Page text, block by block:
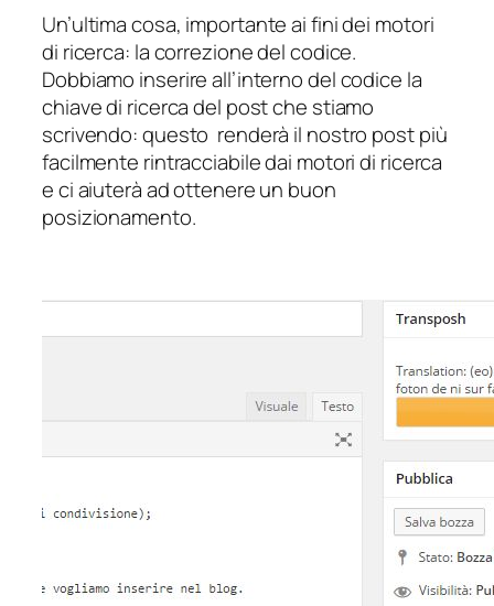
Un’ultima cosa, importante ai fini dei motori
di ricerca: la correzione del codice.
Dobbiamo inserire all’interno del codice la
chiave di ricerca del post che stiamo
scrivendo: questo renderà il nostro post più
facilmente rintracciabile dai motori di ricerca
e ci aiuterà ad ottenere un buon
posizionamento.